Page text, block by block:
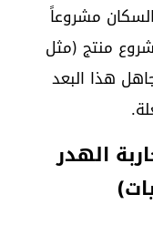
مشروعاً
منتج (مثل
هذا البعد
الهدر